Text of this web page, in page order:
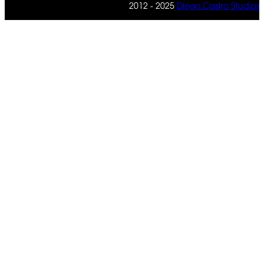
2012 - 2025 Diego Castro Studios|